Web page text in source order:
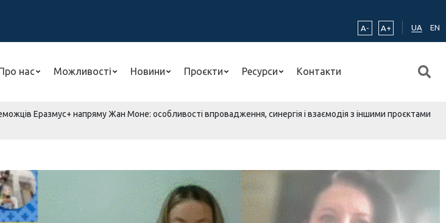
A-
A+ UA EN
нас Можливості Новини Проєкти Ресурси Контакти
Еразмус+ напряму Жан Моне: особливості впровадження, синергія і взаємодія з іншими проєктами